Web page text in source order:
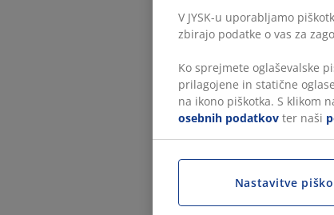
V JYSK-u uporabljamo
zbirajo podatke o vas za
Ko sprejmete oglaševalske
prilagojene in statične
na ikono piškotka. S klikom
osebnih podatkov ter naši
Nastavitve